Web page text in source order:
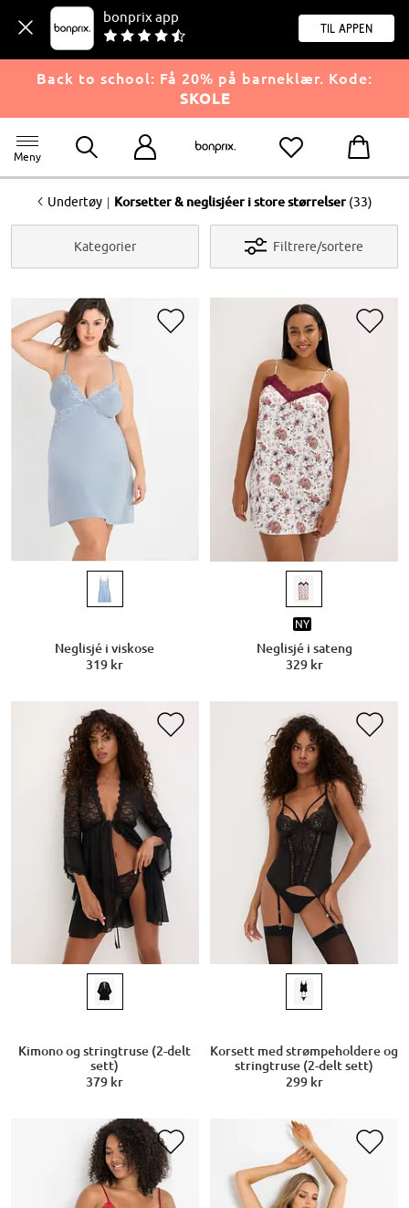
bonprix app
til appen
Back to school: Få 20% på barneklær. Kode:
SKOLE
Meny
<Undertøy | Korsetter & neglisjéer i store størrelser (33)
Kategorier Filtrere/sortere
Neglisjé i viskose
319 kr
NY
Neglisjé i sateng
329 kr
Kimono og stringtruse (2-delt
sett)
379 kr
Korsett med strømpeholdere og
stringtruse (2-delt sett)
299 kr